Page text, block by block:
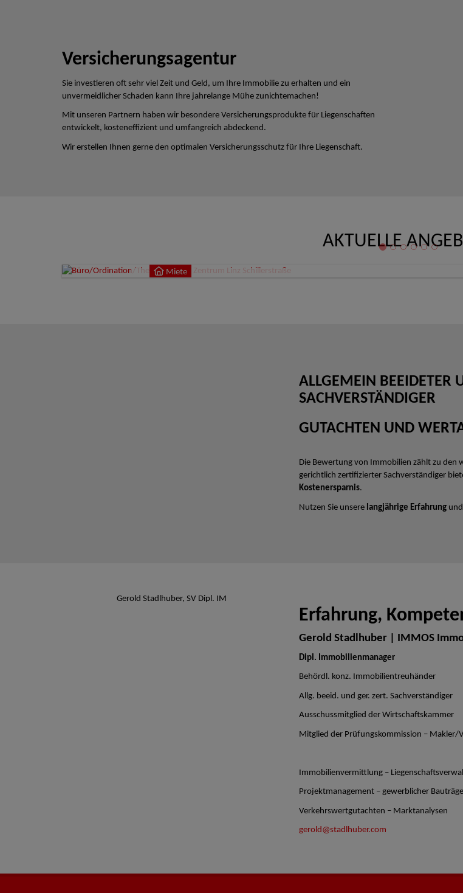
Versicherungsagentur
Sie investieren oft sehr viel Zeit und Geld, um Ihre Immobilie zu erhalten und ein
unvermeidlicher Schaden kann Ihre jahrelange Mühe zunichtemachen!
Mit unseren Partnern haben wir besondere Versicherungsprodukte für Liegenschaften
entwickelt, kosteneffizient und umfangreich abdeckend.
Wir erstellen Ihnen gerne den optimalen Versicherungsschutz für Ihre Liegenschaft.
AKTUELLE
Miete
ALLGEMEIN BEEIDETER
SACHVERSTÄNDIGER
GUTACHTEN UND
Die Bewertung von Immobilien zählt zu den
gerichtlich zertifizierter Sachverständiger
Kostenersparnis.
Nutzen Sie unsere langjährige Erfahrung
Gerold Stadlhuber, SV Dipl. IM
Erfahrung,
Gerold Stadlhuber | IMMOS
Dipl. Immobilienmanager
Behördl. konz. Immobilientreuhänder
Allg. beeid. und ger. zert. Sachverständiger
Ausschussmitglied der Wirtschaftskammer
Mitglied der Prüfungskommission – Makler/
Immobilienvermittlung –
Projektmanagement – gewerblicher
Verkehrswertgutachten – Marktanalysen
gerold@stadlhuber.com